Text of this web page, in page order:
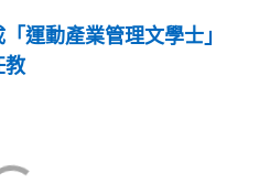
運動產業管理文學士」
教